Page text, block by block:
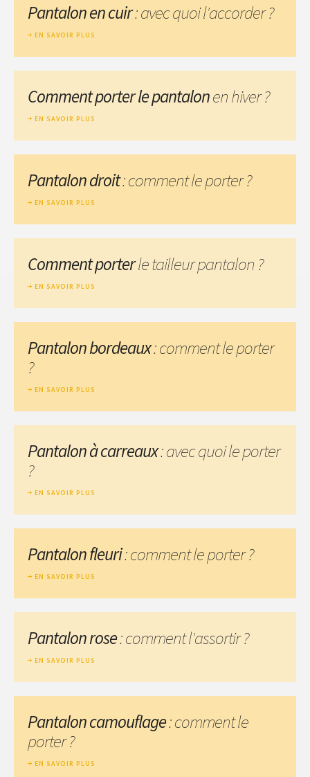
Pantalon en cuir: avec quoi l'accorder ?
EN SAVOIR PLUS
Comment porter le pantalonen hiver ?
EN SAVOIR PLUS
Pantalon droit: comment le porter ?
EN SAVOIR PLUS
Comment porterle tailleur pantalon ?
EN SAVOIR PLUS
Pantalon bordeaux: comment le porter
?
EN SAVOIR PLUS
Pantalon à carreaux: avec quoi le porter
?
EN SAVOIR PLUS
Pantalon fleuri: comment le porter ?
EN SAVOIR PLUS
Pantalon rose: comment l'assortir ?
EN SAVOIR PLUS
Pantalon camouflage: comment le
porter ?
EN SAVOIR PLUS